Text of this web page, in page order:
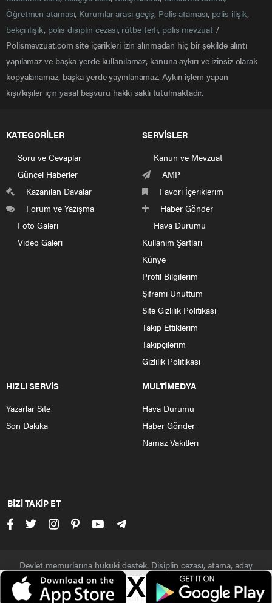
X
Öğretmen ataması, Kurumlar arası geçiş, Polis ataması, polis ilişik,
bekçi ilişik, polis disiplin cezası, rütbe terfi, polis mevzuat/
Polismevzuat.com site içerikleri izin alınmadan hiç bir şekilde alıntı
yapılamaz ve başka yerde kullanılamaz, kanuna aykırı ve izinsiz olarak
kopyalanamaz, başka yerde yayınlanamaz. Aykırı işlem yapan
kişi/kişiler için yasal başvuru hakkı saklı tutulmaktadır.
KATEGORİLER
Soru ve Cevaplar
Güncel Haberler
Kazanılan Davalar
Forum ve Yazışma
Foto Galeri
Video Galeri
SERVİSLER
Kanun ve Mevzuat
AMP
Favori İçeriklerim
Haber Gönder
Hava Durumu
Kullanım Şartları
Künye
Profil Bilgilerim
Şifremi Unuttum
Site Gizlilik Politikası
Takip Ettiklerim
Takipçilerim
Gizlilik Politikası
HIZLI SERVİS
Yazarlar Site
Son Dakika
MULTİMEDYA
Hava Durumu
Haber Gönder
Namaz Vakitleri
BİZİ TAKİP ET
Devlet memurlarına hukuki destek. Disiplin cezası, atama, aday
polisler, polis, asker, jandarma
Çerezler ile ilgili bilgi içinÇerez Politikamızı ziyaret edebilirsiniz.
Veri politikasındaki amaçlarla sınırlı ve mevzuata uygun şekilde çerez
konumlandırmaktayız. Detaylar içinveri politikamızıinceleyebilirsiniz.